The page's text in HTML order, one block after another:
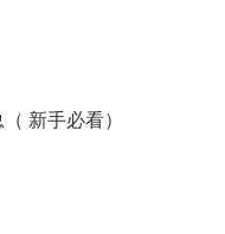
新手必看）